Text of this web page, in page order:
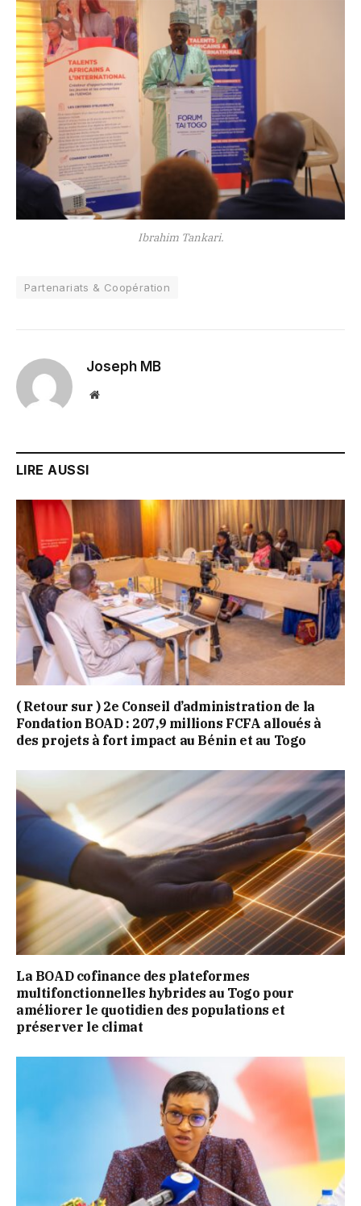
Ibrahim Tankari.
Partenariats & Coopération
Joseph MB
Website
LIRE AUSSI
( Retour sur ) 2e Conseil d’administration de la
Fondation BOAD : 207,9 millions FCFA alloués à
des projets à fort impact au Bénin et au Togo
La BOAD cofinance des plateformes
multifonctionnelles hybrides au Togo pour
améliorer le quotidien des populations et
préserver le climat